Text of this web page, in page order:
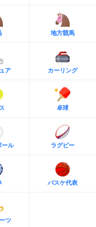
地方競馬
ア カーリング
卓球
ール ラグビー
バスケ代表
ツ